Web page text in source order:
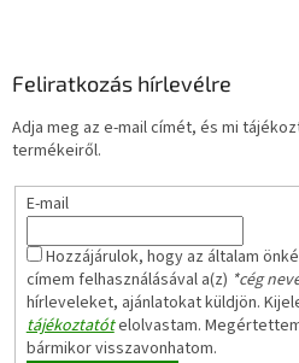
Feliratkozás hírlevélre
Adja meg az e-mail címét, és mi
termékeiről.
E-mail
Hozzájárulok, hogy az általam
címem felhasználásával a(z) *cég
hírleveleket, ajánlatokat küldjön.
tájékoztatótelolvastam.
bármikor visszavonhatom.